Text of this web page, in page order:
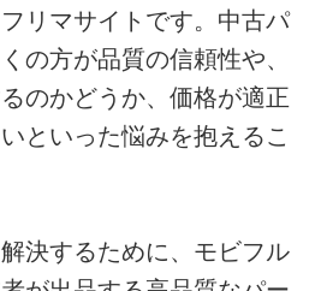
リマサイトです。中古パ
の方が品質の信頼性や、
のかどうか、価格が適正
といった悩みを抱えるこ
決するために、モビフル